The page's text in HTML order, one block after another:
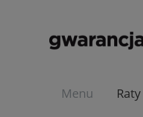
Menu